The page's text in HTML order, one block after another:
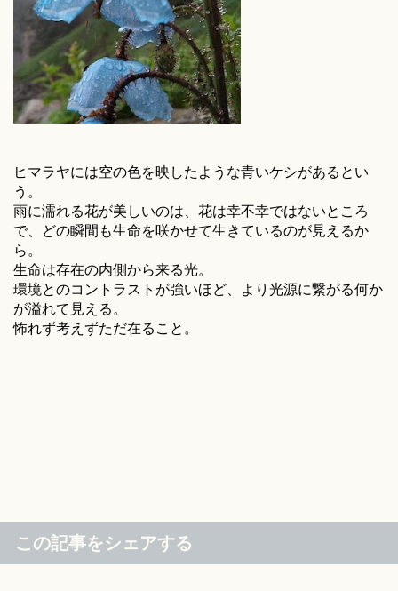
ヒマラヤには空の色を映したような青いケシがあるとい
う。
雨に濡れる花が美しいのは、花は幸不幸ではないところ
で、どの瞬間も生命を咲かせて生きているのが見えるか
ら。
生命は存在の内側から来る光。
環境とのコントラストが強いほど、より光源に繋がる何か
が溢れて見える。
怖れず考えずただ在ること。
この記事をシェアする